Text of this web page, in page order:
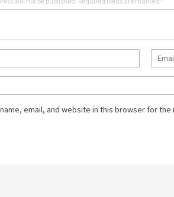
email, and website in this browser for the